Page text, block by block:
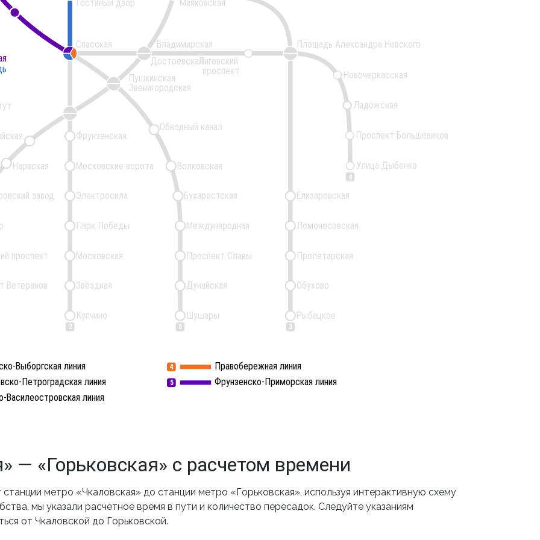
Выборгская линия
Петроградская линия
Василеостровская линия
Правобережная линия
4
Фрунзенско-Приморская линия
5
2 5 3
4
Ветеранов
Московские ворота Волковская
Обводный канал
Бухарестская
Международная
Достоевская
Владимирская
Лиговский
проспект
Спасская
Звенигородская
Пушкинская
проспект
завод
Нарвская
Купчино
Звёздная
Московская
Фрунзенская
Парк Победы
Электросила
Гостиный двор Маяковская
Площадь Александра Невского
Новочеркасская
Ладожская
Проспект Большевиков
Улица Дыбенко
Рыбацкое
Обухово
Пролетарская
Ломоносовская
Елизаровская
Проспект Славы
Дунайская
Шушары
— «Горьковская» с расчетом времени
метро «Чкаловская» до станции метро «Горьковская», используя интерактивную схему
мы указали расчетное время в пути и количество пересадок. Следуйте указаниям
от Чкаловской до Горьковской.